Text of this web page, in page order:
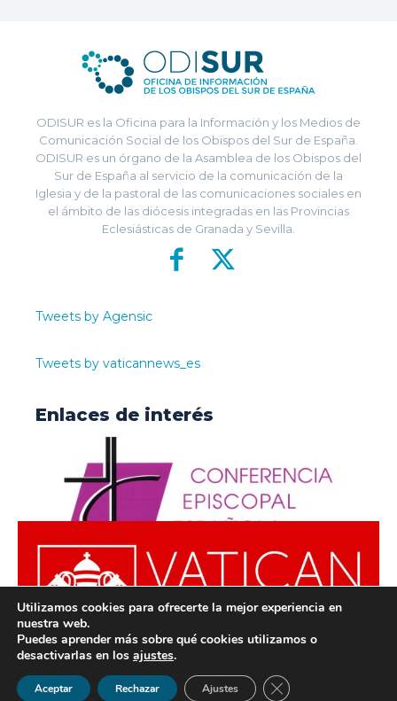
ODISUR es la Oficina para la Información y los Medios de
Comunicación Social de los Obispos del Sur de España.
ODISUR es un órgano de la Asamblea de los Obispos del
Sur de España al servicio de la comunicación de la
Iglesia y de la pastoral de las comunicaciones sociales en
el ámbito de las diócesis integradas en las Provincias
Eclesiásticas de Granada y Sevilla.
Tweets by Agensic
Tweets by vaticannews_es
Enlaces de interés
© ODISUR | Todos los derechos reservados |Política de
Privacidad
Aviso Legal
Utilizamos cookies para ofrecerte la mejor experiencia en
nuestra web.
Puedes aprender más sobre qué cookies utilizamos o
desactivarlas en los ajustes.
Aceptar Rechazar Ajustes Cerrar el banner de